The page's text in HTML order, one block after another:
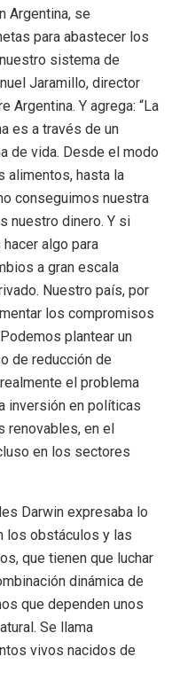
Argentina, se
para abastecer los
sistema de
Jaramillo, director
Argentina. Y agrega: “La
es a través de un
de vida. Desde el modo
alimentos, hasta la
conseguimos nuestra
nuestro dinero. Y si
algo para
a gran escala
Nuestro país, por
los compromisos
plantear un
de reducción de
el problema
inversión en políticas
renovables, en el
en los sectores
Darwin expresaba lo
los obstáculos y las
que tienen que luchar
dinámica de
que dependen unos
Se llama
vivos nacidos de